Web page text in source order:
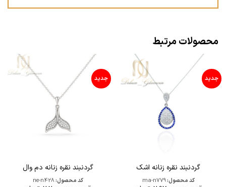
محصولات مرتبط
جدید
گردنبند نقره زنانه اشک
کد محصول:ma-n779
جدید
گردنبند نقره زنانه دم وال
کد محصول:ne-n428